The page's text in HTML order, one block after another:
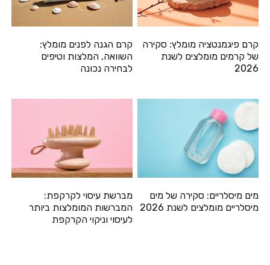
קרם פיגמנטציה מומלץ: סקירה
של קרמים מומלצים לשנת
2026
קרם הגנה לפנים מומלץ:
השוואה, המלצות וטיפים
לבחירה נכונה
מים מיסלריים: סקירה של מים
מיסלריים מומלצים לשנת 2026
מברשת עיסוי לקרקפת:
המברשות המומלצות ביותר
לעיסוי וניקוי הקרקפת